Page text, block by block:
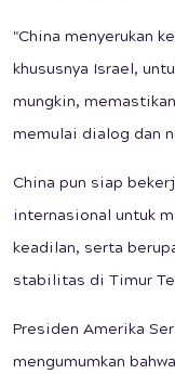
"China menyerukan
khususnya Israel,
mungkin,
memulai dialog dan
China pun siap
internasional untuk
keadilan, serta
stabilitas di Timur
Presiden Amerika
mengumumkan